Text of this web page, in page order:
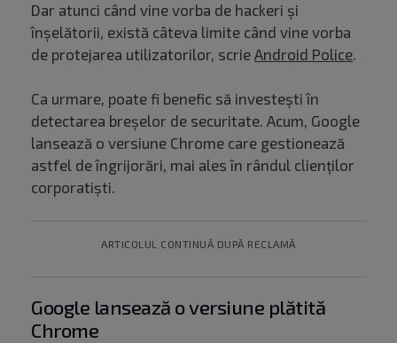
Dar atunci când vine vorba de hackeri și
înșelătorii, există câteva limite când vine vorba
de protejarea utilizatorilor, scrie Android Police.
Ca urmare, poate fi benefic să investești în
detectarea breșelor de securitate. Acum, Google
lansează o versiune Chrome care gestionează
astfel de îngrijorări, mai ales în rândul clienților
corporatiști.
ARTICOLUL CONTINUĂ DUPĂ RECLAMĂ
Google lansează o versiune plătită
Chrome